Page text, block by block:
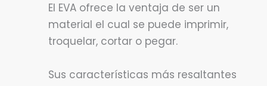
El EVA ofrece la ventaja de ser un
material el cual se puede imprimir,
troquelar, cortar o pegar.
Sus características más resaltantes